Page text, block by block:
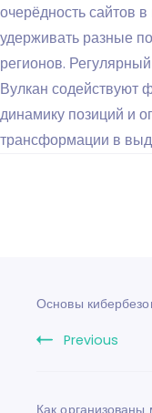
очерёдность сайтов
удерживать разные
регионов.
Вулкан содействуют
динамику позиций и
трансформации в
Основы
Previous
Как